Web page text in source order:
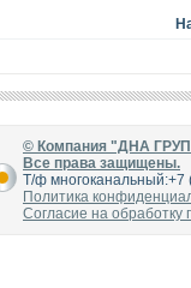
© Компания "ДНА
Все права защищены.
Т/ф
Политика
Согласие на